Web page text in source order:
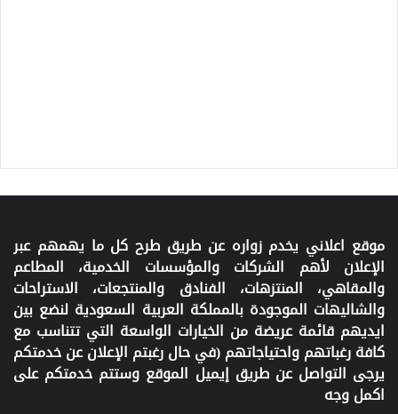
موقع اعلاني يخدم زواره عن طريق طرح كل ما يهمهم عبر
الإعلان لأهم الشركات والمؤسسات الخدمية، المطاعم
والمقاهي، المنتزهات، الفنادق والمنتجعات، الاستراحات
والشاليهات الموجودة بالمملكة العربية السعودية لنضع بين
ايديهم قائمة عريضة من الخيارات الواسعة التي تتناسب مع
كافة رغباتهم واحتياجاتهم (في حال رغبتم الإعلان عن خدمتكم
يرجى التواصل عن طريق إيميل الموقع وستتم خدمتكم على
اكمل وجه